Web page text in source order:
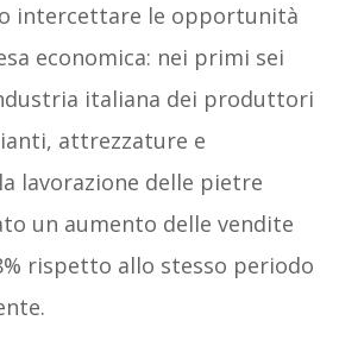
intercettare le opportunità
economica: nei primi sei
italiana dei produttori
attrezzature e
lavorazione delle pietre
un aumento delle vendite
rispetto allo stesso periodo